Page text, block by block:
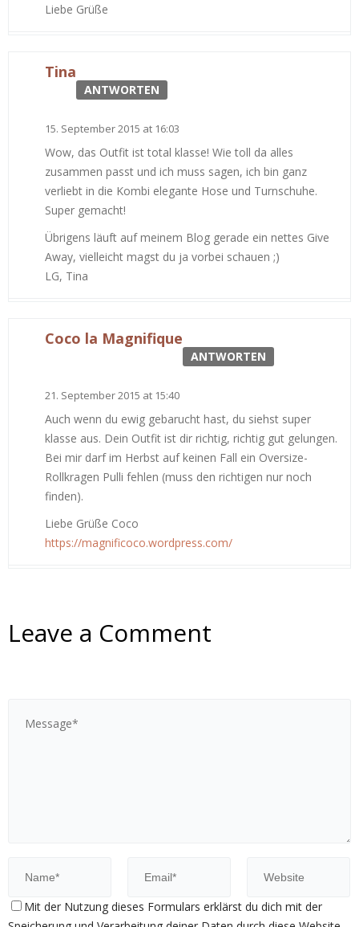
Liebe Grüße
Tina
ANTWORTEN
15. September 2015 at 16:03
Wow, das Outfit ist total klasse! Wie toll da alles
zusammen passt und ich muss sagen, ich bin ganz
verliebt in die Kombi elegante Hose und Turnschuhe.
Super gemacht!
Übrigens läuft auf meinem Blog gerade ein nettes Give
Away, vielleicht magst du ja vorbei schauen ;)
LG, Tina
Coco la Magnifique
ANTWORTEN
21. September 2015 at 15:40
Auch wenn du ewig gebarucht hast, du siehst super
klasse aus. Dein Outfit ist dir richtig, richtig gut gelungen.
Bei mir darf im Herbst auf keinen Fall ein Oversize-
Rollkragen Pulli fehlen (muss den richtigen nur noch
finden).
Liebe Grüße Coco
https://magnificoco.wordpress.com/
Leave a Comment
Mit der Nutzung dieses Formulars erklärst du dich mit der